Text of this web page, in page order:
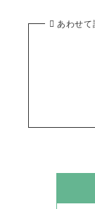
あわせ